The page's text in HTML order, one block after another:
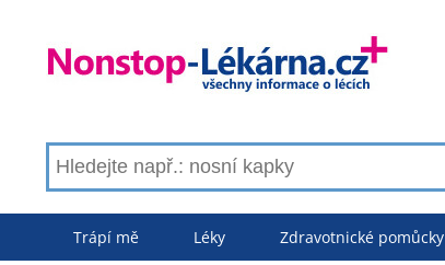
Trápí mě Léky Zdravotnické pomůcky